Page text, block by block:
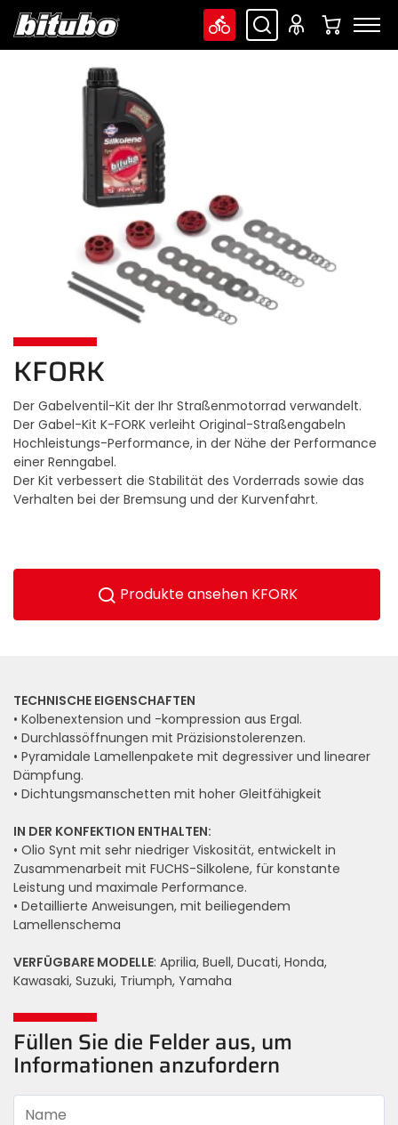
KFORK
Der Gabelventil-Kit der Ihr Straßenmotorrad verwandelt.
Der Gabel-Kit K-FORK verleiht Original-Straßengabeln
Hochleistungs-Performance, in der Nähe der Performance
einer Renngabel.
Der Kit verbessert die Stabilität des Vorderrads sowie das
Verhalten bei der Bremsung und der Kurvenfahrt.
Produkte ansehen KFORK
TECHNISCHE EIGENSCHAFTEN
• Kolbenextension und -kompression aus Ergal.
• Durchlassöffnungen mit Präzisionstolerenzen.
• Pyramidale Lamellenpakete mit degressiver und linearer
Dämpfung.
• Dichtungsmanschetten mit hoher Gleitfähigkeit
IN DER KONFEKTION ENTHALTEN:
• Olio Synt mit sehr niedriger Viskosität, entwickelt in
Zusammenarbeit mit FUCHS-Silkolene, für konstante
Leistung und maximale Performance.
• Detaillierte Anweisungen, mit beiliegendem
Lamellenschema
VERFÜGBARE MODELLE: Aprilia, Buell, Ducati, Honda,
Kawasaki, Suzuki, Triumph, Yamaha
Füllen Sie die Felder aus, um
Informationen anzufordern
Name